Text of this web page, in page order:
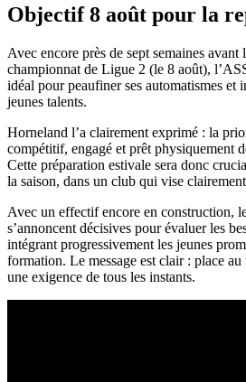
Objectif 8 août pour la
Avec encore près de sept semaines
championnat de Ligue 2 (le 8 août),
idéal pour peaufiner ses automatismes et
jeunes talents.
Horneland l’a clairement exprimé : la
compétitif, engagé et prêt physiquement
Cette préparation estivale sera donc
la saison, dans un club qui vise
Avec un effectif encore en construction,
s’annoncent décisives pour évaluer les
intégrant progressivement les jeunes
formation. Le message est clair : place
une exigence de tous les instants.